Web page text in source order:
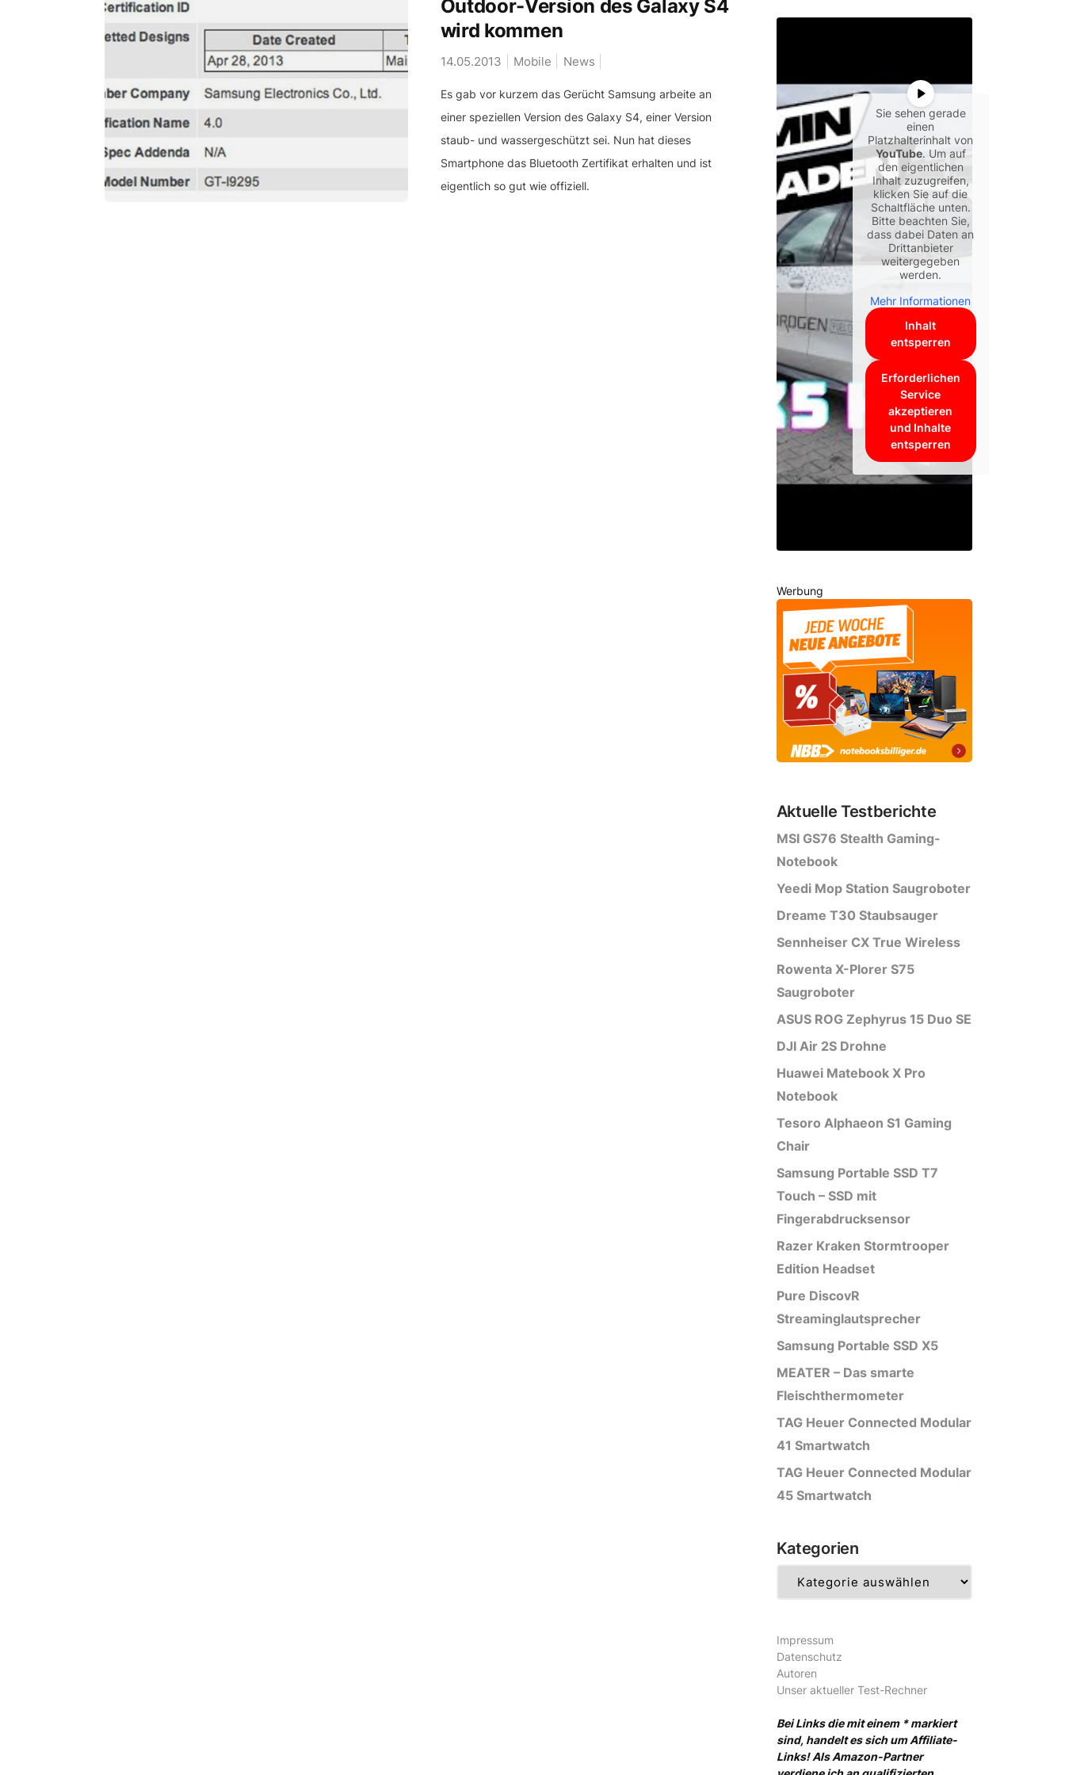
Outdoor-Version des Galaxy S4
wird kommen
14.05.2013 Mobile News
Es gab vor kurzem das Gerücht Samsung arbeite an
einer speziellen Version des Galaxy S4, einer Version
staub- und wassergeschützt sei. Nun hat dieses
Smartphone das Bluetooth Zertifikat erhalten und ist
eigentlich so gut wie offiziell.
Sie sehen gerade
einen
Platzhalterinhalt von
YouTube. Um auf
den eigentlichen
Inhalt zuzugreifen,
klicken Sie auf die
Schaltfläche unten.
Bitte beachten Sie,
dass dabei Daten an
Drittanbieter
weitergegeben
werden.
Mehr Informationen
Inhalt
entsperren
Erforderlichen
Service
akzeptieren
und Inhalte
entsperren
Werbung
Aktuelle Testberichte
MSI GS76 Stealth Gaming-
Notebook
Yeedi Mop Station Saugroboter
Dreame T30 Staubsauger
Sennheiser CX True Wireless
Rowenta X-Plorer S75
Saugroboter
ASUS ROG Zephyrus 15 Duo SE
DJI Air 2S Drohne
Huawei Matebook X Pro
Notebook
Tesoro Alphaeon S1 Gaming
Chair
Samsung Portable SSD T7
Touch – SSD mit
Fingerabdrucksensor
Razer Kraken Stormtrooper
Edition Headset
Pure DiscovR
Streaminglautsprecher
Samsung Portable SSD X5
MEATER – Das smarte
Fleischthermometer
TAG Heuer Connected Modular
41 Smartwatch
TAG Heuer Connected Modular
45 Smartwatch
Kategorien
Impressum
Datenschutz
Autoren
Unser aktueller Test-Rechner
Bei Links die mit einem * markiert
sind, handelt es sich um Affiliate-
Links! Als Amazon-Partner